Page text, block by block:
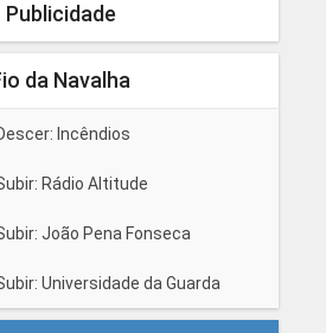
Publicidade
da Navalha
Incêndios
Rádio Altitude
João Pena Fonseca
Universidade da Guarda